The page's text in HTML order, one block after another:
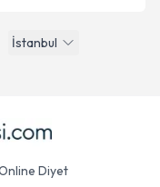
İstanbul
Diyet